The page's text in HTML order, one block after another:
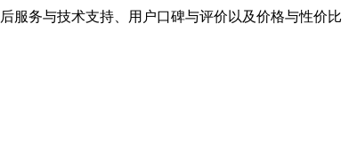
服务与技术支持、用户口碑与评价以及价格与性价比